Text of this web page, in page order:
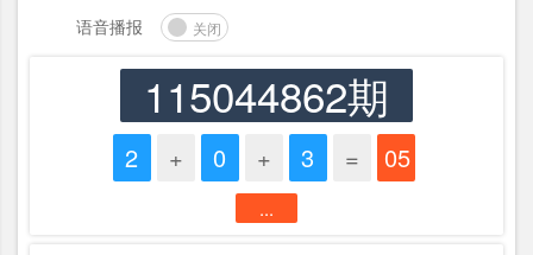
语音播报 关闭
115044862期
2 + 0 + 3 = 05
...